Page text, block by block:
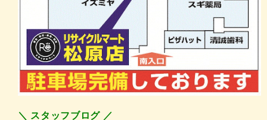
＼ スタッフブログ ／